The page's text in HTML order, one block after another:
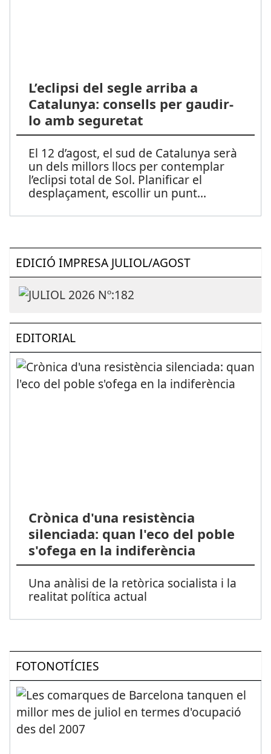
L’eclipsi del segle arriba a
Catalunya: consells per gaudir-
lo amb seguretat
El 12 d’agost, el sud de Catalunya serà
un dels millors llocs per contemplar
l’eclipsi total de Sol. Planificar el
desplaçament, escollir un punt...
EDICIÓ IMPRESA JULIOL/AGOST
EDITORIAL
Crònica d'una resistència
silenciada: quan l'eco del poble
s'ofega en la indiferència
Una anàlisi de la retòrica socialista i la
realitat política actual
FOTONOTÍCIES